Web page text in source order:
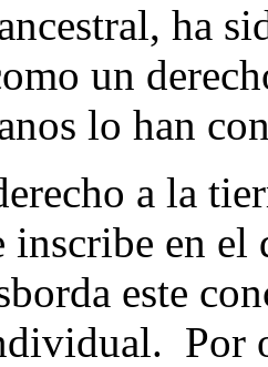
ha
un
lo han
a la
inscribe en
este
Por